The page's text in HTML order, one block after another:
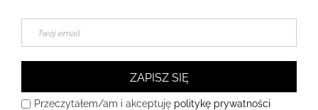
ZAPISZ SIĘ
Przeczytałem/am i akceptuję politykę prywatności